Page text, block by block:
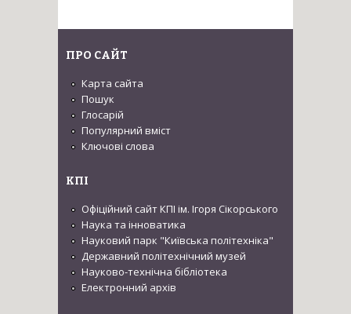
ПРО САЙТ
Карта сайта
Пошук
Глосарій
Популярний вміст
Ключові слова
КПІ
Офіційний сайт КПІ ім. Ігоря Сікорського
Наука та інноватика
Науковий парк "Київська політехніка"
Державний політехнічний музей
Науково-технічна бібліотека
Електронний архів